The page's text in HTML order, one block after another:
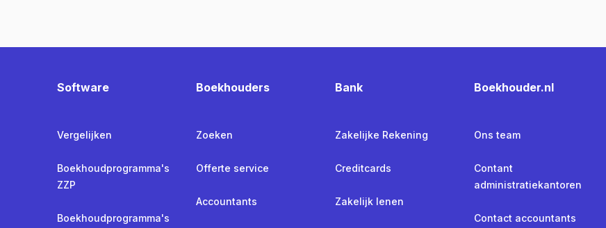
Software
Vergelijken
Boekhoudprogramma's
ZZP
Boekhoudprogramma's
Boekhouders
Zoeken
Offerte service
Accountants
Bank
Zakelijke Rekening
Creditcards
Zakelijk lenen
Boekhouder.nl
Ons team
Contant
administratiekantoren
Contact accountants